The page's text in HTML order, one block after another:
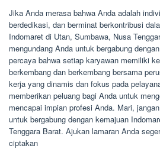
Jika Anda merasa bahwa Anda adalah
berdedikasi, dan berminat berkontribusi
Indomaret di Utan, Sumbawa, Nusa
mengundang Anda untuk bergabung
percaya bahwa setiap karyawan memiliki
berkembang dan berkembang bersama
kerja yang dinamis dan fokus pada
memberikan peluang bagi Anda untuk
mencapai impian profesi Anda. Mari,
untuk bergabung dengan kemajuan
Tenggara Barat. Ajukan lamaran Anda
ciptakan